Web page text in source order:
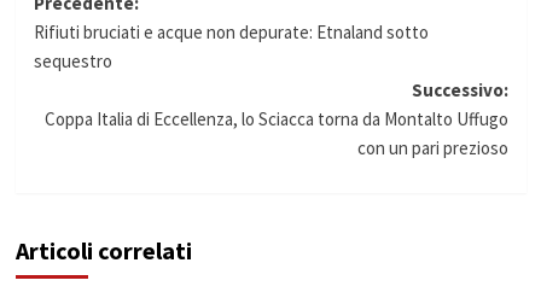
Navigazione
articolo
Rifiuti bruciati e acque non depurate: Etnaland sotto
sequestro
Successivo:
Coppa Italia di Eccellenza, lo Sciacca torna da Montalto Uffugo
con un pari prezioso
Articoli correlati